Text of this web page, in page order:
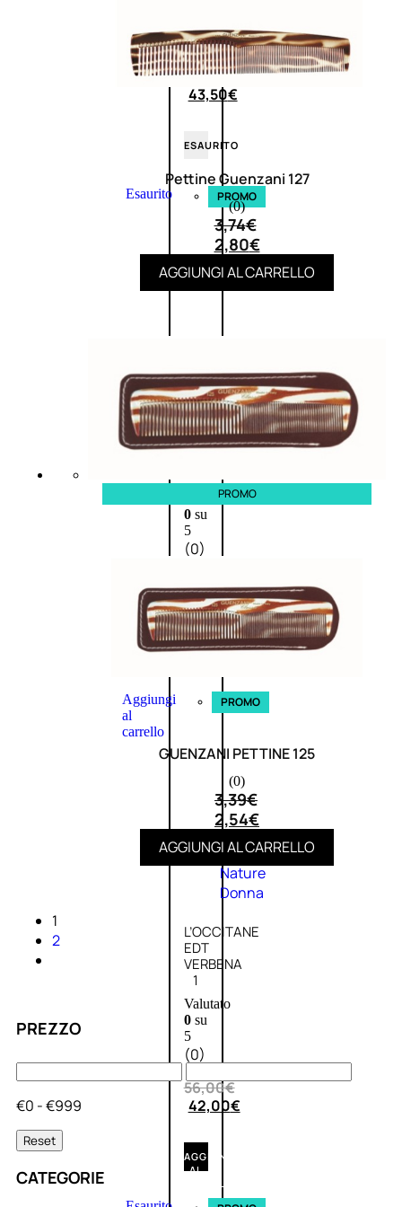
(0)
58,00€
43,50€
ESAURITO
Esaurito PROMO
Nature
Donna
L’OCCITANE
EDT
Valutato
0su
5
(0)
58,00€
43,50€
ESAURITO
Aggiungi
al
carrello
PROMO
Fragranze
Nature
Donna
L’OCCITANE
EDT
VERBENA
1
Valutato
0su
5
(0)
56,00€
42,00€
AGGIUNGI
AL
CARRELLO
PREZZO
€0 - €999
Reset
CATEGORIE
Pettine Guenzani 127
(0)
3,74€
2,80€
AGGIUNGI AL CARRELLO
PROMO
GUENZANI PETTINE 125
(0)
3,39€
2,54€
AGGIUNGI AL CARRELLO
1
2